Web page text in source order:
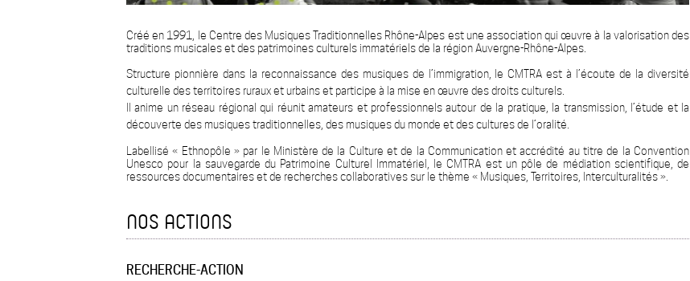
Créé en 1991, le Centre des Musiques Traditionnelles Rhône-Alpes est une association qui œuvre à la valorisation des
traditions musicales et des patrimoines culturels immatériels de la région Auvergne-Rhône-Alpes.
Structure pionnière dans la reconnaissance des musiques de l’immigration, le CMTRA est à l’écoute de la diversité
culturelle des territoires ruraux et urbains et participe à la mise en œuvre des droits culturels.
Il anime un réseau régional qui réunit amateurs et professionnels autour de la pratique, la transmission, l’étude et la
découverte des musiques traditionnelles, des musiques du monde et des cultures de l’oralité.
Labellisé « Ethnopôle » par le Ministère de la Culture et de la Communication et accrédité au titre de la Convention
Unesco pour la sauvegarde du Patrimoine Culturel Immatériel, le CMTRA est un pôle de médiation scientifique, de
ressources documentaires et de recherches collaboratives sur le thème « Musiques, Territoires, Interculturalités ».
NOS ACTIONS
RECHERCHE-ACTION